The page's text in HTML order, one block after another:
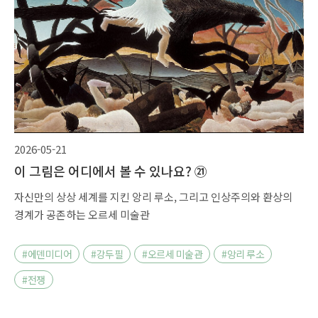
2026-05-21
이 그림은 어디에서 볼 수 있나요? ㉑
자신만의 상상 세계를 지킨 앙리 루소, 그리고 인상주의와 환상의
경계가 공존하는 오르세 미술관
#에덴미디어 #강두필 #오르세 미술관
#앙리 루소
#전쟁